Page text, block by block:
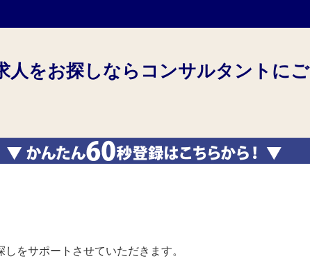
人をお探しならコンサルタントにご
をサポートさせていただきます。